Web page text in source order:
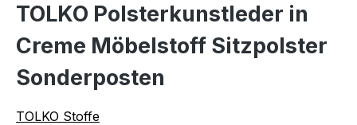
TOLKO Polsterkunstleder in
Creme Möbelstoff Sitzpolster
Sonderposten
TOLKO Stoffe